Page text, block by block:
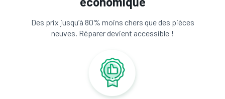
Des prix jusqu’à 80% moins chers que des pièces
neuves. Réparer devient accessible !